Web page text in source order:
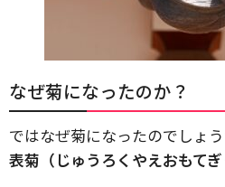
なぜ菊になったのか？
ではなぜ菊になったのでしょう
表菊（じゅうろくやえおもてぎ